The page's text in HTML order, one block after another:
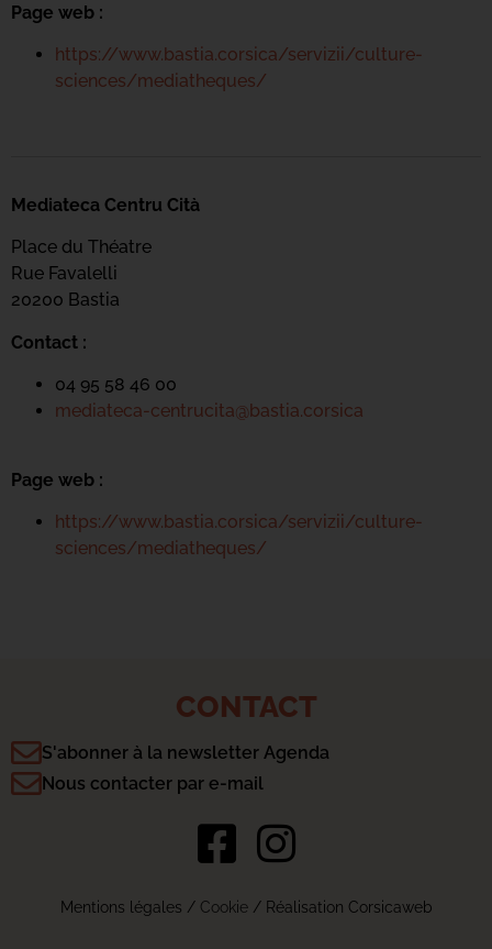
Page web :
https://www.bastia.corsica/servizii/culture-
sciences/mediatheques/
Mediateca Centru Cità
Place du Théatre
Rue Favalelli
20200 Bastia
Contact :
04 95 58 46 00
mediateca-centrucita@bastia.corsica
Page web :
https://www.bastia.corsica/servizii/culture-
sciences/mediatheques/
CONTACT
S'abonner à la newsletter Agenda
Nous contacter par e-mail
Mentions légales / Cookie/ Réalisation Corsicaweb